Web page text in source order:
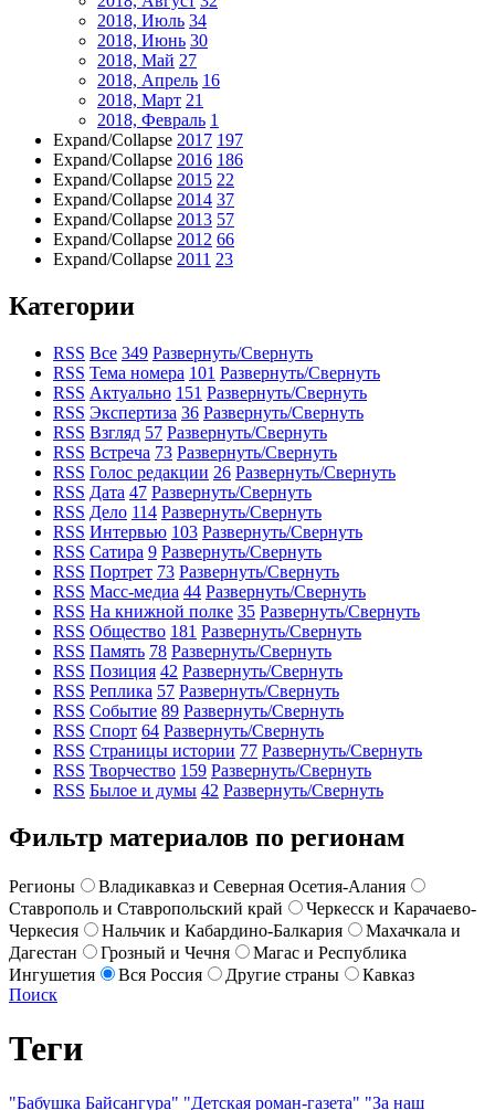
2018, Июль 34
2018, Июнь 30
2018, Май 27
2018, Апрель 16
2018, Март 21
2018, Февраль 1
Expand/Collapse 2017 197
Expand/Collapse 2016 186
Expand/Collapse 2015 22
Expand/Collapse 2014 37
Expand/Collapse 2013 57
Expand/Collapse 2012 66
Expand/Collapse 2011 23
Категории
RSS Все 349 Развернуть/Свернуть
RSS Тема номера 101 Развернуть/Свернуть
RSS Актуально 151 Развернуть/Свернуть
RSS Экспертиза 36 Развернуть/Свернуть
RSS Взгляд 57 Развернуть/Свернуть
RSS Встреча 73 Развернуть/Свернуть
RSS Голос редакции 26 Развернуть/Свернуть
RSS Дата 47 Развернуть/Свернуть
RSS Дело 114 Развернуть/Свернуть
RSS Интервью 103 Развернуть/Свернуть
RSS Сатира 9 Развернуть/Свернуть
RSS Портрет 73 Развернуть/Свернуть
RSS Масс-медиа 44 Развернуть/Свернуть
RSS На книжной полке 35 Развернуть/Свернуть
RSS Общество 181 Развернуть/Свернуть
RSS Память 78 Развернуть/Свернуть
RSS Позиция 42 Развернуть/Свернуть
RSS Реплика 57 Развернуть/Свернуть
RSS Событие 89 Развернуть/Свернуть
RSS Спорт 64 Развернуть/Свернуть
RSS Страницы истории 77 Развернуть/Свернуть
RSS Творчество 159 Развернуть/Свернуть
RSS Былое и думы 42 Развернуть/Свернуть
Фильтр материалов по регионам
Регионы
Владикавказ и Северная Осетия-Алания
Ставрополь и Ставропольский край
Черкесск и Карачаево-
Черкесия
Нальчик и Кабардино-Балкария
Махачкала и
Дагестан
Грозный и Чечня
Магас и Республика
Ингушетия
Вся Россия Другие страны
Кавказ
Поиск
Теги
"Бабушка Байсангура" "Детская роман-газета" "За наш